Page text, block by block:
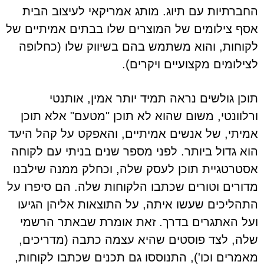
החברתיות עם תיוג. מותג אמריקאי לעיצוב הבית
אסף צילומים של המוצרים שלו בבתים אמיתיים של
לקוחות, והוא משתמש בהם בשיווק שלו (כחלופה
לצילומים מקצועיים ויקרים).
תוכן גולשים נראה תמיד יותר אמין, אותנטי
ורלוונטי, משום שהוא לא תוכן "מטעם" אלא תוכן
אמיתי, של אנשים אמיתיים, והאפקט על קהל היעד
הוא גדול ביותר. לפני מספר שנים בניתי עם לקוחה
אסטרטגיית תוכן לעסק שלה, וכחלק ממנה שילבנו
מדורים וטורים שכתבו הלקוחות שלה. הם סיפרו על
התהליכים שעשו איתה, על התוצאות אליהן הגיעו
ועל האתגרים בדרך. זאת אומרת שבאתר הרשמי
שלה, לצד פוסטים שהיא עצמה כתבה (מדריכים,
מאמרים וכו'), התנוססו גם תכנים שכתבו לקוחות,